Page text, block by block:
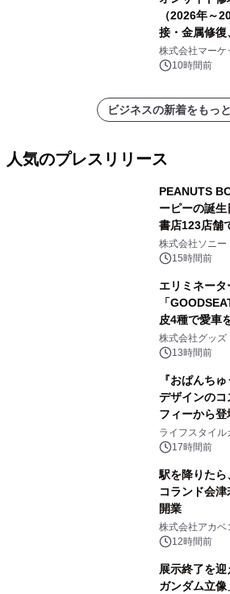
（2026年～
接・金属修復
メント、その
表
株式会社マーケ
10時間前
ビジネスの新着をもっ
人気のプレスリリース
PEANUTS
ーピーの誕
書店123店舗
株式会社ソニー
15時間前
エリミネータ
「
皮4種で愛車
株式会社グッズ
13時間前
『おぱんち
デザインの
フィーから
い、ポップで
ン。
ライフスタイ
17時間前
駅を降りた
コランド会
開業
株式会社アカベ
12時間前
展示終了を
ガンダム立像